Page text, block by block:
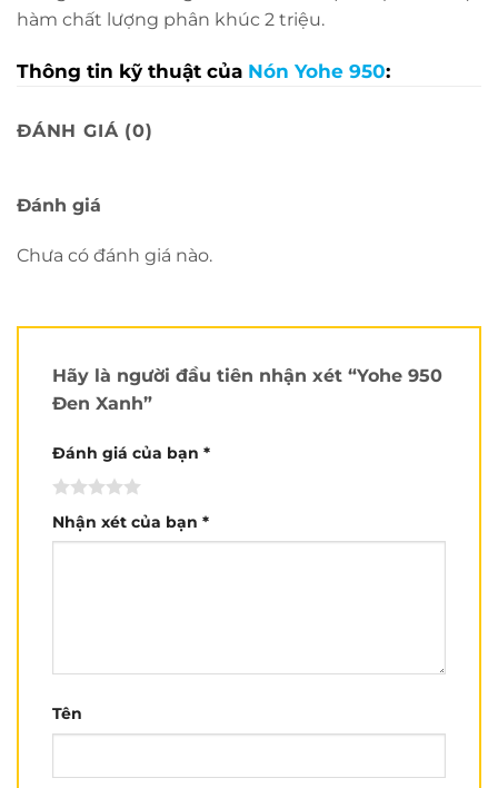
hàm chất lượng phân khúc 2 triệu.
Thông tin kỹ thuật của Nón Yohe 950:
Đạt chuẩn:
Vỏ:
ABS
Lót:
Vải lót cao cấp, có thể tháo rời.
Ốp tai:
Có thể tháo rời.
Made in:
China
Brand:
Yohe
Tình trạng:
Ưu điểm:
Nhược điểm:
Nón 950hơi nặng nếu chưa người chưa biết đội nón
ĐÁNH GIÁ (0)
Đánh giá
Chưa có đánh giá nào.
Hãy là người đầu tiên nhận xét “Yohe 950
Đen Xanh”
Đánh giá của bạn *
Nhận xét của bạn *
Tên